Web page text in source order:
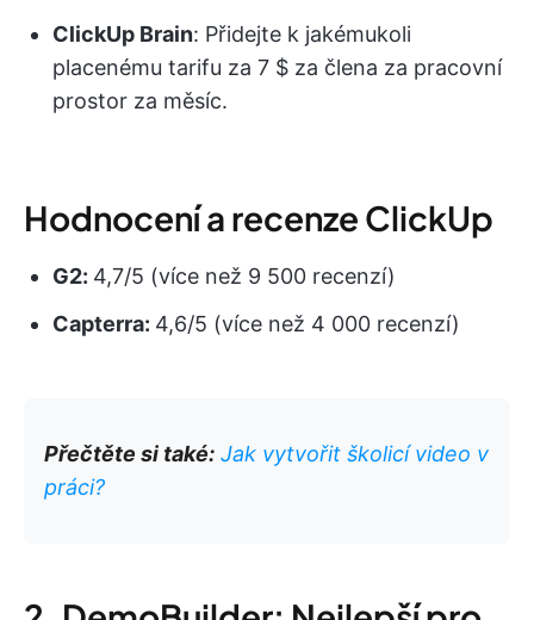
ClickUp Brain: Přidejte k jakémukoli
placenému tarifu za 7 $ za člena za pracovní
prostor za měsíc.
Hodnocení a recenze ClickUp
G2: 4,7/5 (více než 9 500 recenzí)
Capterra: 4,6/5 (více než 4 000 recenzí)
Přečtěte si také: Jak vytvořit školicí video v
práci?